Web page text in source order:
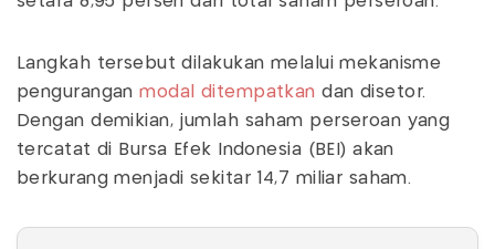
Langkah tersebut dilakukan melalui mekanisme
pengurangan modal ditempatkan dan disetor.
Dengan demikian, jumlah saham perseroan yang
tercatat di Bursa Efek Indonesia (BEI) akan
berkurang menjadi sekitar 14,7 miliar saham.